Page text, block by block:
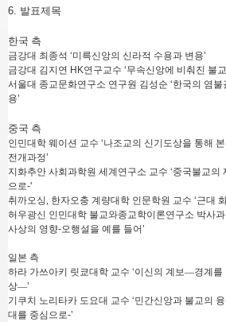
6. 발표제목
한국 측
금강대 최종석 ‘미륵신앙의 신라적 수용과 변용’
금강대 김지연 HK연구교수 ‘무속신앙에 비춰진 불
서울대 종교문화연구소 연구원 김성순 ‘한국의 염불
용’
중국 측
인민대학 웨이션 교수 ‘나조교의 신기도상을 통해
전개과정’
지화추안 사회과학원 세계연구소 교수 ‘중국불교의
으로-'
취까오싱, 한자오충 계량대학 인문학원 교수 ‘근대
허우광신 인민대학 불교와종교학이론연구소 박사
사상의 영향-오행설을 예를 들어’
일본 측
하라 가쓰아키 릿쿄대학 교수 ‘이신의 계보―경계를
상―’
기쿠치 노리타카 도요대 교수 ‘민간신앙과 불교의
대를 중심으로-’